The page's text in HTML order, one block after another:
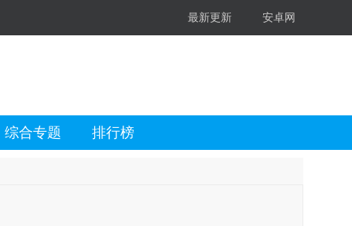
最新更新 安卓网
综合专题 排行榜